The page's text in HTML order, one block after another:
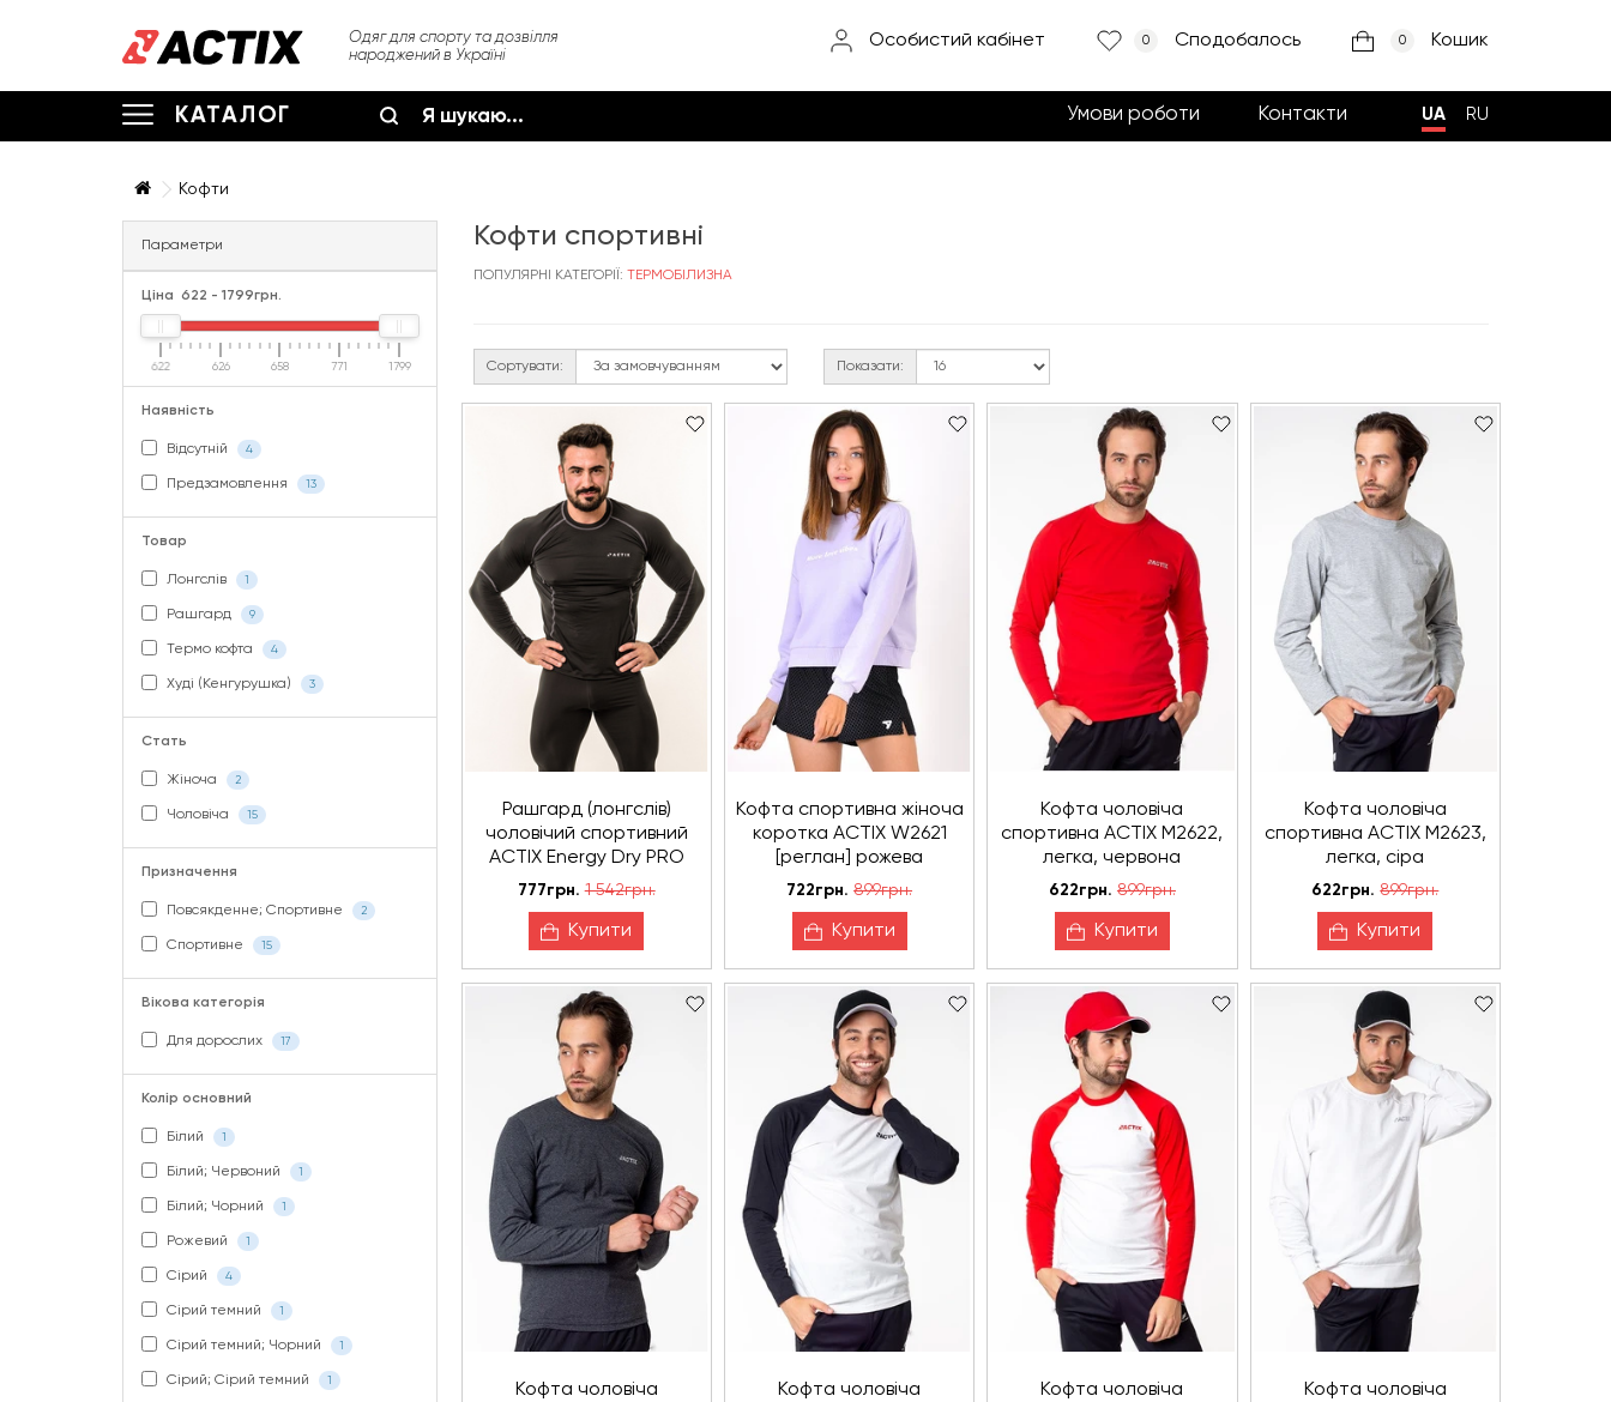
Одяг для спорту та дозвілля
народжений в Україні
Особистий кабінет 0 Сподобалось 0 Кошик
КАТАЛОГ Умови роботи Контакти UA RU
Кофти
Параметри
Ціна 622 - 1799грн.
622 626 658 771 1799
Наявність
Відсутній 4
Предзамовлення 13
Товар
Лонгслів 1
Рашгард 9
Термо кофта 4
Худі (Кенгурушка) 3
Стать
Жіноча 2
Чоловіча 15
Призначення
Повсякденне; Спортивне 2
Спортивне 15
Вікова категорія
Для дорослих 17
Колір основний
Білий 1
Білий; Червоний 1
Білий; Чорний 1
Рожевий 1
Сірий 4
Сірий темний 1
Сірий темний; Чорний 1
Сірий; Сірий темний 1
Кофти спортивні
ПОПУЛЯРНІ КАТЕГОРІЇ: ТЕРМОБІЛИЗНА
Сортувати: Показати:
Рашгард (лонгслів)
чоловічий спортивний
ACTIX Energy Dry PRO
легкий вологовідвідний,
шов
777грн. 1 542грн.
Купити
Кофта спортивна жіноча
коротка ACTIX W2621
[реглан] рожева
722грн. 899грн.
Купити
Кофта чоловіча
спортивна ACTIX М2622,
легка, червона
622грн. 899грн.
Купити
Кофта чоловіча
спортивна ACTIX М2623,
легка, сіра
622грн. 899грн.
Купити
Кофта чоловіча
Кофта чоловіча
Кофта чоловіча
Кофта чоловіча